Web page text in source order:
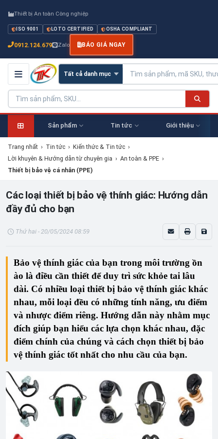
Thiết bị An toàn Công nghiệp
ISO 9001 LOTO CERTIFIED OSHA COMPLIANT
0912.124.679 Zalo BÁO GIÁ NGAY
Sản phẩm Tin tức Giới thiệu
Trang nhất › Tin tức › Kiến thức & Tin tức ›
Lời khuyên & Hướng dẫn từ chuyên gia › An toàn & PPE ›
Thiết bị bảo vệ cá nhân (PPE)
Các loại thiết bị bảo vệ thính giác: Hướng dẫn
đầy đủ cho bạn
Thứ hai - 20/05/2024 08:59
Bảo vệ thính giác của bạn trong môi trường ồn
ào là điều cần thiết để duy trì sức khỏe tai lâu
dài. Có nhiều loại thiết bị bảo vệ thính giác khác
nhau, mỗi loại đều có những tính năng, ưu điểm
và nhược điểm riêng. Hướng dẫn này nhằm mục
đích giúp bạn hiểu các lựa chọn khác nhau, đặc
điểm chính của chúng và cách chọn thiết bị bảo
vệ thính giác tốt nhất cho nhu cầu của bạn.